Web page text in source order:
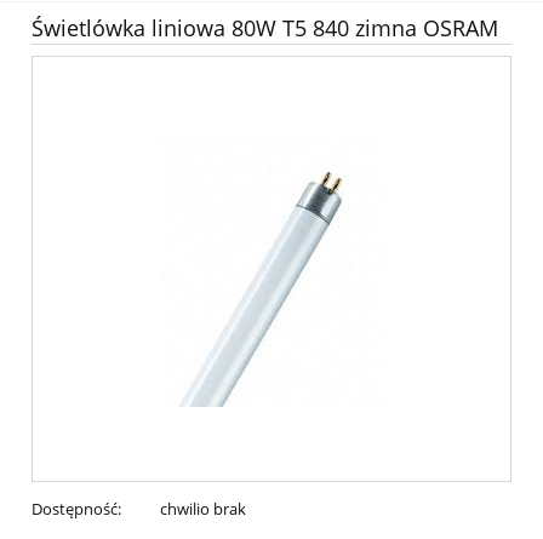
Świetlówka liniowa 80W T5 840 zimna OSRAM
Dostępność: chwilio brak